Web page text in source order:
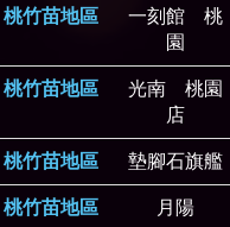
桃竹苗地區
一刻館 桃
園
桃竹苗地區
光南 桃園
店
桃竹苗地區 墊腳石旗艦
桃竹苗地區 月陽